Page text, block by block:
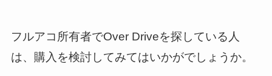
フルアコ所有者でOver Driveを探している人
は、購入を検討してみてはいかがでしょうか。